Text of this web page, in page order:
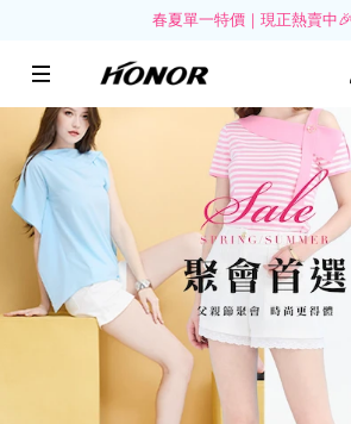
春夏單一特價｜現正熱賣中🎉